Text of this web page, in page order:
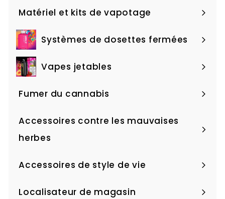
le
menu
Matériel et kits de vapotage
le
menu
Systèmes de dosettes fermées
Ouvrir
le
Vapes jetables
Ouvrir
le
Fumer du cannabis
le
menu
Accessoires contre les mauvaises
herbes
Ouvrir
menu
Accessoires de style de vie
le
Localisateur de magasin